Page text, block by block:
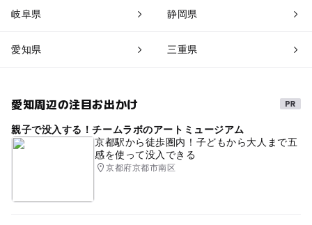
岐阜県 静岡県
愛知県 三重県
愛知周辺の注目お出かけ
親子で没入する！チームラボのアートミュージアム
京都駅から徒歩圏内！子どもから大人まで五
感を使って没入できる
京都府京都市南区